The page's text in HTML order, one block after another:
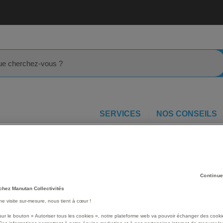
SERVICES NOS CONSEILS
Modules standard
Voir le descriptif complet
Manutan Collectivités
visite sur-mesure, nous tient à cœur !
le bouton « Autoriser tous les cookies », notre plateforme web va pouvoir échanger des